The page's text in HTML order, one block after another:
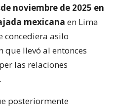
noviembre de 2025 en
mexicana en Lima
concediera asilo
llevó al entonces
las relaciones
posteriormente